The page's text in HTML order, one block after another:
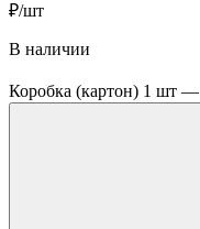
₽/шт
В наличии
Коробка (картон) 1 шт —